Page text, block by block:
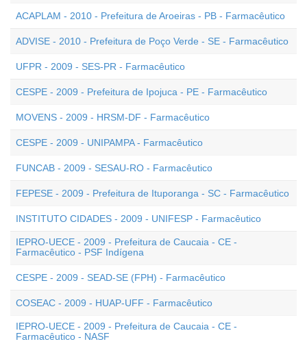
ACAPLAM - 2010 - Prefeitura de Aroeiras - PB - Farmacêutico
ADVISE - 2010 - Prefeitura de Poço Verde - SE - Farmacêutico
UFPR - 2009 - SES-PR - Farmacêutico
CESPE - 2009 - Prefeitura de Ipojuca - PE - Farmacêutico
MOVENS - 2009 - HRSM-DF - Farmacêutico
CESPE - 2009 - UNIPAMPA - Farmacêutico
FUNCAB - 2009 - SESAU-RO - Farmacêutico
FEPESE - 2009 - Prefeitura de Ituporanga - SC - Farmacêutico
INSTITUTO CIDADES - 2009 - UNIFESP - Farmacêutico
IEPRO-UECE - 2009 - Prefeitura de Caucaia - CE -
Farmacêutico - PSF Indígena
CESPE - 2009 - SEAD-SE (FPH) - Farmacêutico
COSEAC - 2009 - HUAP-UFF - Farmacêutico
IEPRO-UECE - 2009 - Prefeitura de Caucaia - CE -
Farmacêutico - NASF